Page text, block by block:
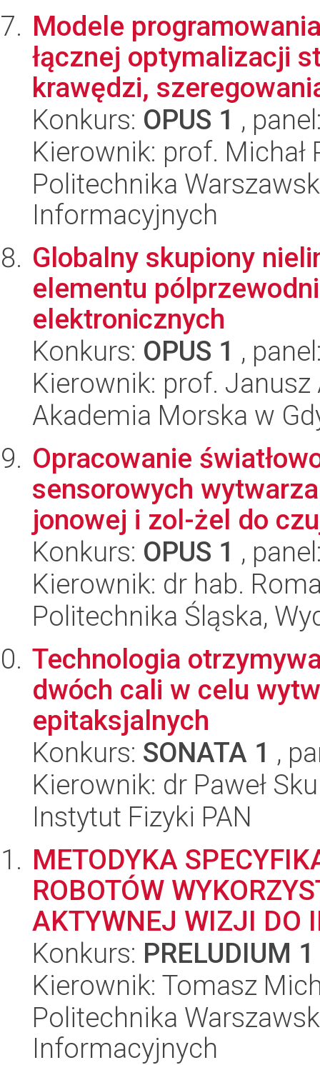
Modele
łącznej optymalizacji
krawędzi,
Konkurs: OPUS 1 ,
Kierownik: prof. Michał
Politechnika
Informacyjnych
Globalny skupiony
elementu
elektronicznych
Konkurs: OPUS 1 ,
Kierownik: prof.
Akademia Morska w
Opracowanie
sensorowych
jonowej i zol-żel do
Konkurs: OPUS 1 ,
Kierownik: dr hab.
Politechnika Śląska,
Technologia
dwóch cali w celu
epitaksjalnych
Konkurs: SONATA 1 ,
Kierownik: dr Paweł
Instytut Fizyki PAN
METODYKA
ROBOTÓW
AKTYWNEJ WIZJI DO
Konkurs: PRELUDIUM 1
Kierownik: Tomasz
Politechnika
Informacyjnych